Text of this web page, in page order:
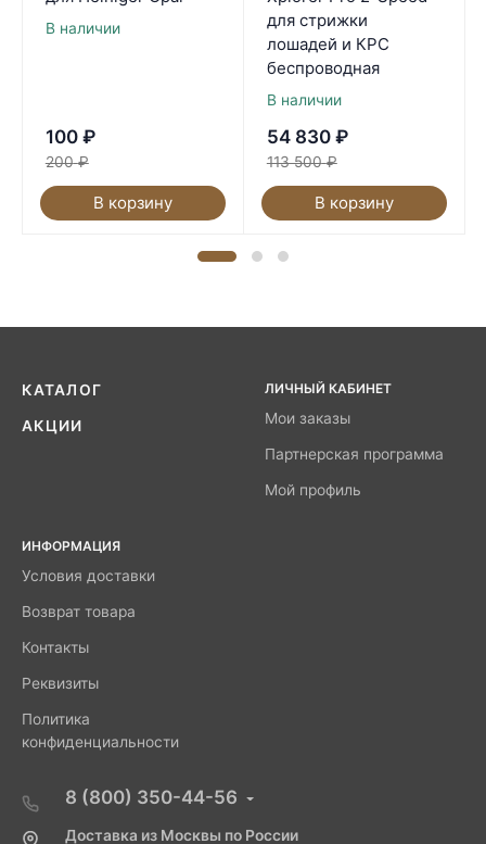
В наличии
100 ₽
200 ₽
В корзину
для стрижки
лошадей и КРС
беспроводная
В наличии
54 830 ₽
113 500 ₽
В корзину
КАТАЛОГ
АКЦИИ
ЛИЧНЫЙ КАБИНЕТ
Мои заказы
Партнерская программа
Мой профиль
ИНФОРМАЦИЯ
Условия доставки
Возврат товара
Контакты
Реквизиты
Политика
конфиденциальности
8 (800) 350-44-56
Доставка из Москвы по России